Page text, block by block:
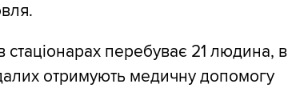
перебуває 21 людина, в
отримують медичну допомогу